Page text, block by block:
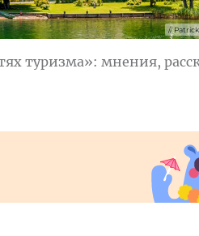
туризма»: мнения,